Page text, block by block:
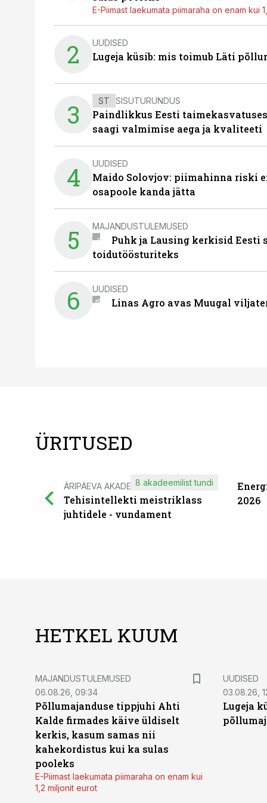
E-Piimast laekumata piimaraha on enam kui
2 UUDISED
Lugeja küsib: mis toimub Läti
3 ST SISUTURUNDUS
Paindlikkus Eesti
saagi valmimise aega ja kvaliteeti
4 UUDISED
Maido Solovjov: piimahinna riski
osapoole kanda jätta
5 MAJANDUSTULEMUSED
Puhk ja Lausing kerkisid Eesti
toidutöösturiteks
6 UUDISED
Linas Agro avas Muugal
ÜRITUSED
ÄRIPÄEVA AKADEEMIA
Tehisintellekti meistriklass
juhtidele - vundament
8 akadeemilist tundi
2026
HETKEL KUUM
MAJANDUSTULEMUSED
06.08.26, 09:34
Põllumajanduse tippjuhi Ahti
Kalde firmades käive üldiselt
kerkis, kasum samas nii
kahekordistus kui ka sulas
pooleks
E-Piimast laekumata piimaraha on enam kui
1,2 miljonit eurot
UUDISED
03.08.26,
Lugeja